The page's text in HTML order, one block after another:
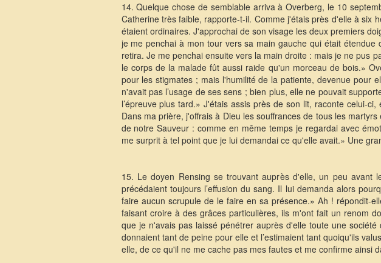
14. Quelque chose de semblable arriva à Overberg, le 10
Catherine très faible, rapporte-t-il. Comme j'étais près d'elle à six
étaient ordinaires. J'approchai de son visage les deux premiers
je me penchai à mon tour vers sa main gauche qui était
retira. Je me penchai ensuite vers la main droite : mais je ne pus
le corps de la malade fût aussi raide qu'un morceau de bois.»
pour les stigmates ; mais l'humilité de la patiente, devenue pour
n'avait pas l’usage de ses sens ; bien plus, elle ne pouvait
l’épreuve plus tard.» J'étais assis près de son lit, raconte celui-
Dans ma prière, j'offrais à Dieu les souffrances de tous les
de notre Sauveur : comme en même temps je regardai avec
me surprit à tel point que je lui demandai ce qu'elle avait.» Une
15. Le doyen Rensing se trouvant auprès d'elle, un peu avant
précédaient toujours l’effusion du sang. Il lui demanda alors
faire aucun scrupule de le faire en sa présence.» Ah ! répondit-
faisant croire à des grâces particulières, ils m'ont fait un renom
que je n'avais pas laissé pénétrer auprès d'elle toute une
donnaient tant de peine pour elle et l’estimaient tant quoiqu'ils
elle, de ce qu'il ne me cache pas mes fautes et me confirme ainsi